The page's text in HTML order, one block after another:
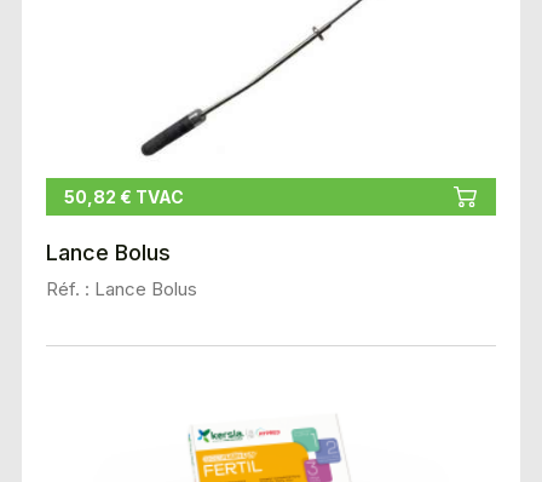
50,82 € TVAC
Lance Bolus
Réf. : Lance Bolus